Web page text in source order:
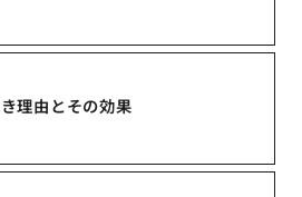
理由とその効果